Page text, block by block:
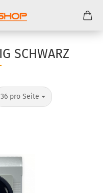
SCHWARZ
36 pro Seite
pro Seite